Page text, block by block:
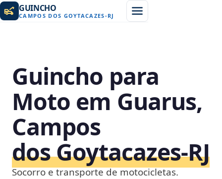
GUINCHO
CAMPOS DOS GOYTACAZES-RJ
Guincho para
Moto em Guarus,
Campos
dos Goytacazes‑RJ
Socorro e transporte de motocicletas.